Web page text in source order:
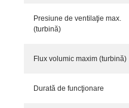
Presiune de ventilaţie max.
(turbină)
Flux volumic maxim (turbină)
Durată de funcţionare